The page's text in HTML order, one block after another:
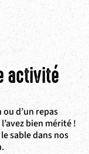
activité
d’un repas
bien mérité !
sable dans nos